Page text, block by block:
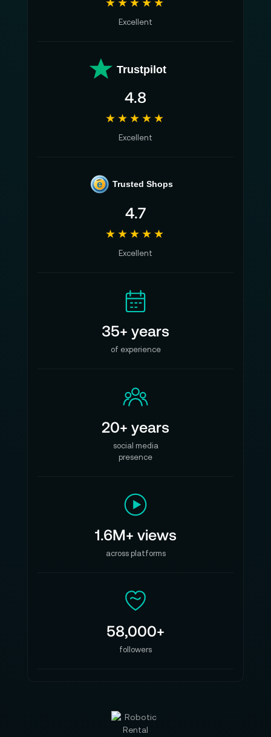
Excellent
Trustpilot
4.8
★★★★★
Excellent
e Trusted Shops
4.7
★★★★★
Excellent
35+ years
of experience
20+ years
social media
presence
1.6M+ views
across platforms
58,000+
followers